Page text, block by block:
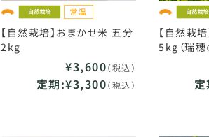
【自然栽培】おまかせ米 五分
2kg
¥3,600（税込）
定期:¥3,300（税込）
【自然栽
5kg（瑞穂